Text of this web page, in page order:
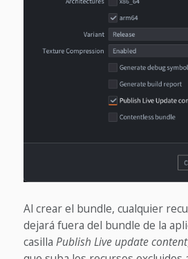
Al crear el bundle, cualquier
dejará fuera del bundle de la
casilla Publish Live update content